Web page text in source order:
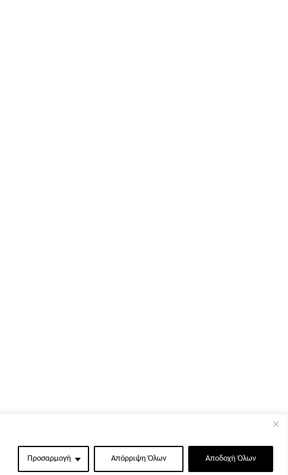
Προσαρμογή Απόρριψη Όλων Αποδοχή Όλων